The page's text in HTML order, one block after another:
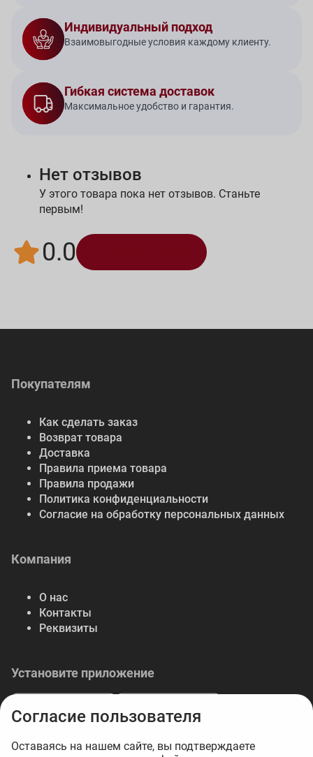
Индивидуальный подход
Взаимовыгодные условия каждому клиенту.
Гибкая система доставок
Максимальное удобство и гарантия.
Нет отзывов
У этого товара пока нет отзывов. Станьте
первым!
0.0
Покупателям
Как сделать заказ
Возврат товара
Доставка
Правила приема товара
Правила продажи
Политика конфиденциальности
Согласие на обработку персональных данных
Компания
О нас
Контакты
Реквизиты
Установите приложение
Согласие пользователя
Оставаясь на нашем сайте, вы подтверждаете